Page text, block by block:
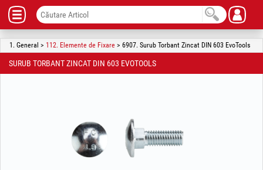
1. General > 112. Elemente de Fixare > 6907. Surub Torbant Zincat DIN 603 EvoTools
SURUB TORBANT ZINCAT DIN 603 EVOTOOLS